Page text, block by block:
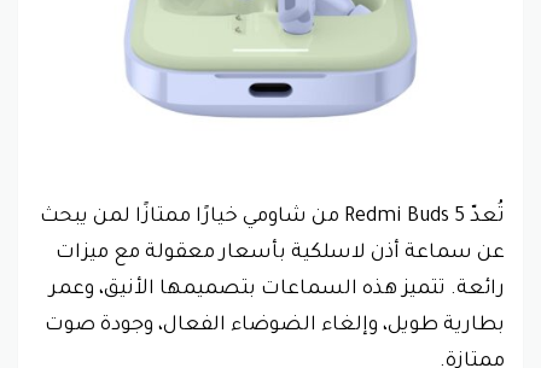
تُعدّ Redmi Buds 5 من شاومي خيارًا ممتازًا لمن يبحث
عن سماعة أذن لاسلكية بأسعار معقولة مع ميزات
رائعة. تتميز هذه السماعات بتصميمها الأنيق، وعمر
بطارية طويل، وإلغاء الضوضاء الفعال، وجودة صوت
ممتازة.